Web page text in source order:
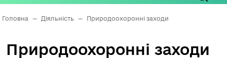
Головна — Діяльність — Природоохоронні заходи
Природоохоронні заходи